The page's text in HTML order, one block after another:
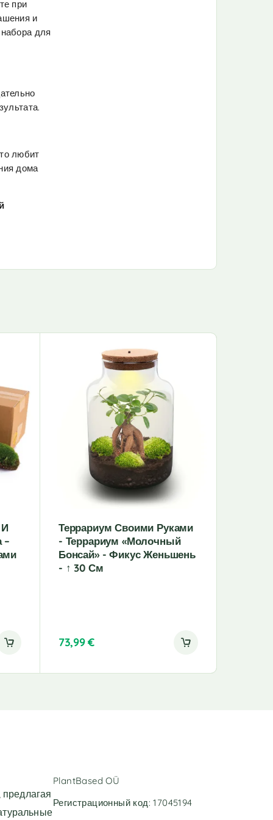
при
и
для
любит
дома
–
Террариум Своими Руками
- Террариум «Молочный
Бонсай» - Фикус Женьшень
- ↑ 30 См
73,99€
PlantBased OÜ
Регистрационный код: 17045194